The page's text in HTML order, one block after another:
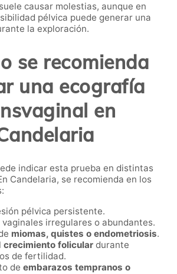
causar molestias, aunque en
pélvica puede generar una
la exploración.
se recomienda
una ecografía
en
indicar esta prueba en distintas
Candelaria, se recomienda en los
pélvica persistente.
vaginales irregulares o abundantes.
miomas, quistes o endometriosis.
crecimiento folicular durante
de fertilidad.
de embarazos tempranos o